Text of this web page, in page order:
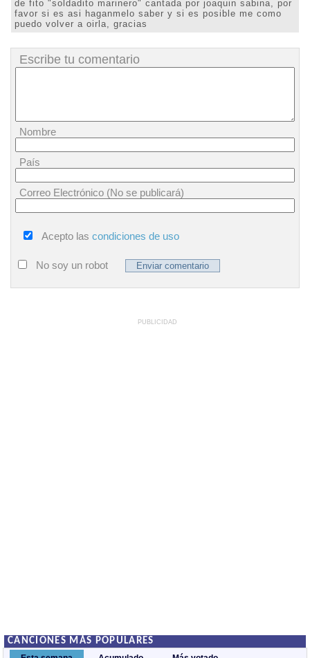
de fito "soldadito marinero" cantada por joaquin sabina, por
favor si es asi haganmelo saber y si es posible me como
puedo volver a oirla, gracias
Escribe tu comentario
Nombre
País
Correo Electrónico (No se publicará)
Acepto las condiciones de uso
No soy un robot
PUBLICIDAD
CANCIONES MÁS POPULARES